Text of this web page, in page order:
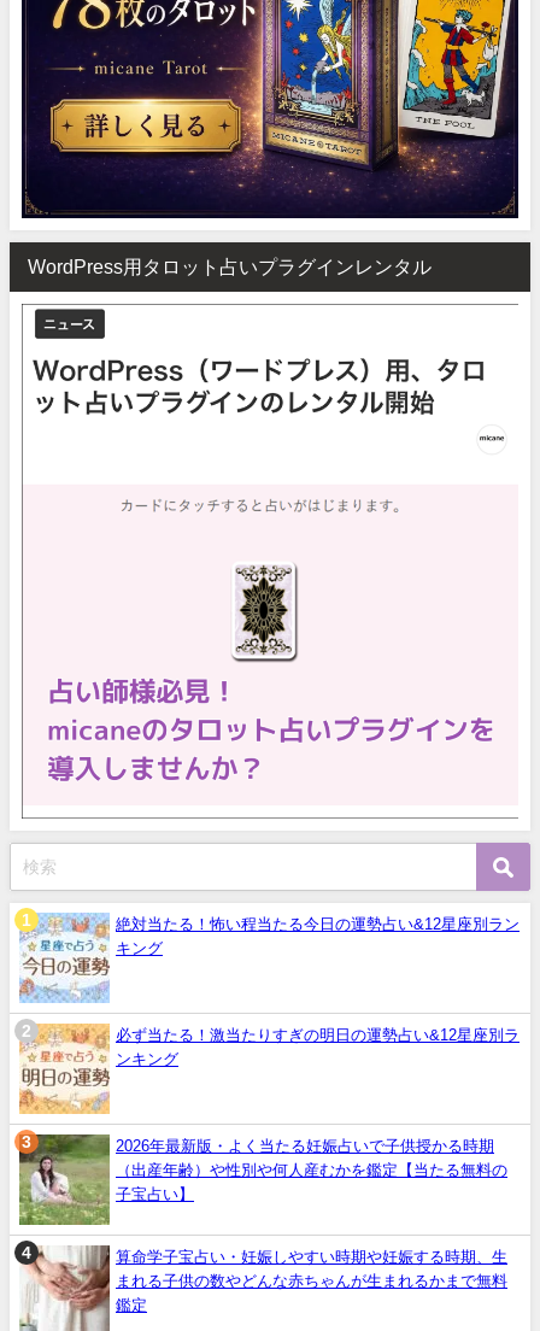
WordPress用タロット占いプラグインレンタル
絶対当たる！怖い程当たる今日の運勢占い&12星座別ラン
キング
必ず当たる！激当たりすぎの明日の運勢占い&12星座別ラ
ンキング
2026年最新版・よく当たる妊娠占いで子供授かる時期
（出産年齢）や性別や何人産むかを鑑定【当たる無料の
子宝占い】
算命学子宝占い・妊娠しやすい時期や妊娠する時期、生
まれる子供の数やどんな赤ちゃんが生まれるかまで無料
鑑定